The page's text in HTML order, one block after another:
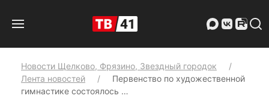
Новости Щелково, Фрязино, Звездный городок
Лента новостей
Первенство по художественной
гимнастике состоялось …